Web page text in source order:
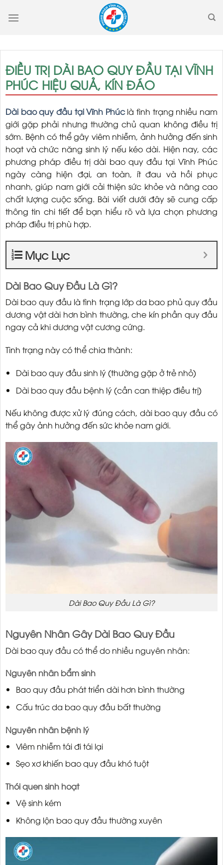
ĐIỀU TRỊ DÀI BAO QUY ĐẦU TẠI VĨNH
PHÚC HIỆU QUẢ, KÍN ĐÁO
Dài bao quy đầu tại Vĩnh Phúclà tình trạng nhiều nam
giới gặp phải nhưng thường chủ quan không điều trị
sớm. Bệnh có thể gây viêm nhiễm, ảnh hưởng đến sinh
hoạt và chức năng sinh lý nếu kéo dài. Hiện nay, các
phương pháp điều trị dài bao quy đầu tại Vĩnh Phúc
ngày càng hiện đại, an toàn, ít đau và hồi phục
nhanh, giúp nam giới cải thiện sức khỏe và nâng cao
chất lượng cuộc sống. Bài viết dưới đây sẽ cung cấp
thông tin chi tiết để bạn hiểu rõ và lựa chọn phương
pháp điều trị phù hợp.
Mục Lục
Dài Bao Quy Đầu Là Gì?
Dài bao quy đầu là tình trạng lớp da bao phủ quy đầu
dương vật dài hơn bình thường, che kín phần quy đầu
ngay cả khi dương vật cương cứng.
Tình trạng này có thể chia thành:
Dài bao quy đầu sinh lý (thường gặp ở trẻ nhỏ)
Dài bao quy đầu bệnh lý (cần can thiệp điều trị)
Nếu không được xử lý đúng cách, dài bao quy đầu có
thể gây ảnh hưởng đến sức khỏe nam giới.
Dài Bao Quy Đầu Là Gì?
Nguyên Nhân Gây Dài Bao Quy Đầu
Dài bao quy đầu có thể do nhiều nguyên nhân:
Nguyên nhân bẩm sinh
Bao quy đầu phát triển dài hơn bình thường
Cấu trúc da bao quy đầu bất thường
Nguyên nhân bệnh lý
Viêm nhiễm tái đi tái lại
Sẹo xơ khiến bao quy đầu khó tuột
Thói quen sinh hoạt
Vệ sinh kém
Không lộn bao quy đầu thường xuyên